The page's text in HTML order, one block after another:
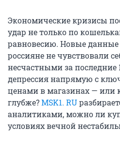
Экономические кризисы
удар не только по
равновесию. Новые
россияне не чувствовали
несчастными за последние
депрессия напрямую с
ценами в магазинах — или
глубже?MSK1. RU
аналитиками, можно ли
условиях вечной